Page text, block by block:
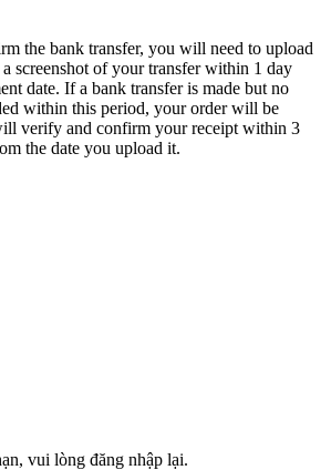
the bank transfer, you will need to upload
screenshot of your transfer within 1 day
date. If a bank transfer is made but no
within this period, your order will be
verify and confirm your receipt within 3
the date you upload it.
vui lòng đăng nhập lại.